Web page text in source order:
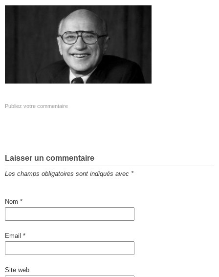
Publiez votre commentaire
Laisser un commentaire
Les champs obligatoires sont indiqués avec *
Nom *
Email *
Site web